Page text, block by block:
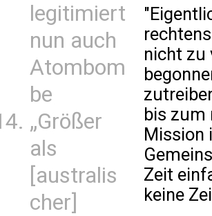
legitimiert
nun auch
Atombom
be
„Größer
als
[australis
cher]
nicht zu
bis zum
Mission
Zeit
keine